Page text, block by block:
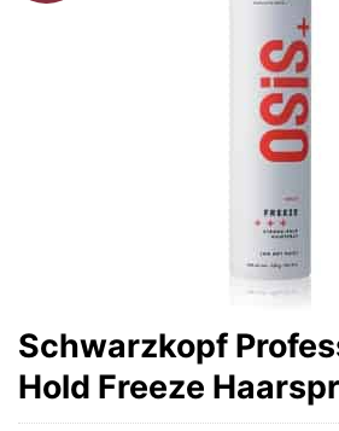
Schwarzkopf
Hold Freeze